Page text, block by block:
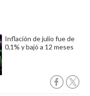
Inflación de julio fue de
0,1% y bajó a 12 meses